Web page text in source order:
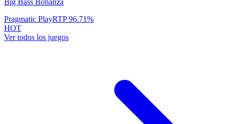
Pragmatic PlayRTP96.71%
HOT
Ver todos los juegos